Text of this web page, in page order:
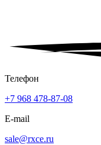
Телефон
+7 968 478-87-08
E-mail
sale@rxce.ru